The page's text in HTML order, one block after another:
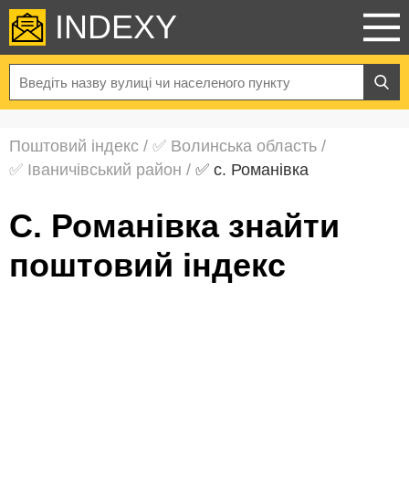
INDEXY
Поштовий індекс / ✅ Волинська область /
✅ Іваничівський район / ✅ с. Романівка
с. Романівка знайти
поштовий індекс